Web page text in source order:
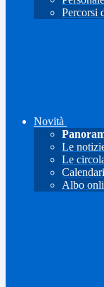
Percorsi
Novità
Le
Le
Albo